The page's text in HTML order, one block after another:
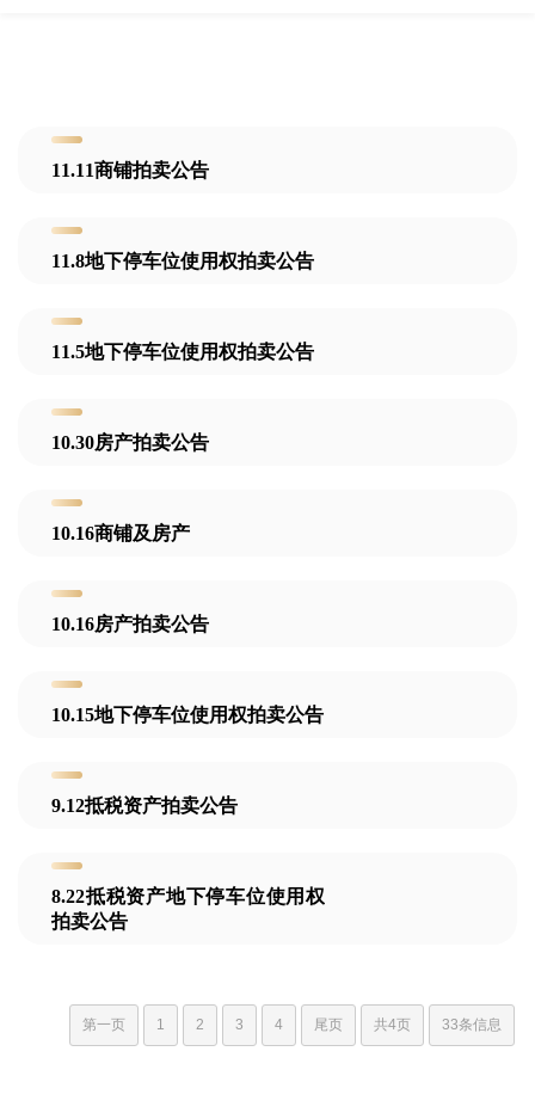
11.11商铺拍卖公告
11.8地下停车位使用权拍卖公告
11.5地下停车位使用权拍卖公告
10.30房产拍卖公告
10.16商铺及房产
10.16房产拍卖公告
10.15地下停车位使用权拍卖公告
9.12抵税资产拍卖公告
8.22抵税资产地下停车位使用权
拍卖公告
第一页 1 2 3 4 尾页 共4页 33条信息